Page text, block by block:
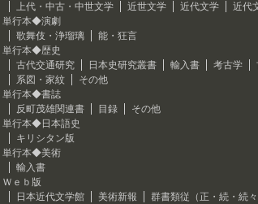
上代・中古・中世文学
近世文学 近代文学 近代
単行本◆演劇
歌舞伎・浄瑠璃
能・狂言
単行本◆歴史
古代交通研究
日本史研究叢書 輸入書 考古学
系図・家紋
その他
単行本◆書誌
反町茂雄関連書
目録
その他
単行本◆日本語史
キリシタン版
単行本◆美術
輸入書
Ｗｅｂ版
日本近代文学館
美術新報 群書類従（正・続・続々